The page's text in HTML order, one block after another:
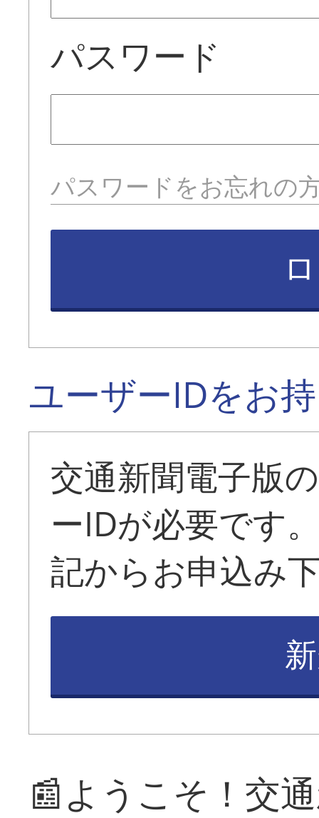
パスワード
パスワードをお忘れの
ユーザーIDをお
交通新聞電子版
ーIDが必要です
記からお申込み
📰ようこそ！交